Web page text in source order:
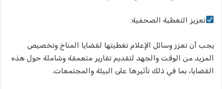
تعزيز التغطية الصحفية:
يجب أن تعزز وسائل الإعلام تغطيتها لقضايا المناخ وتخصيص
المزيد من الوقت والجهد لتقديم تقارير متعمقة وشاملة حول هذه
القضايا، بما في ذلك تأثيرها على البيئة والمجتمعات.